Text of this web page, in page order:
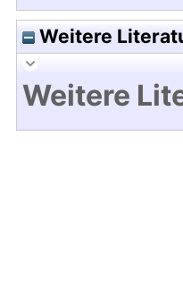
Weitere
Weitere